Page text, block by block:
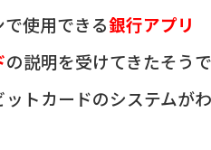
使用できる銀行アプリ
の説明を受けてきたそう
トカードのシステムが